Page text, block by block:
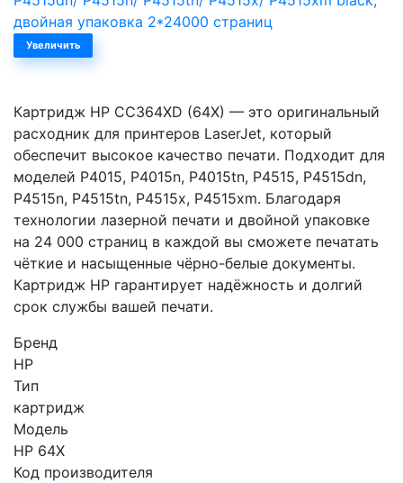
Увеличить
Картридж HP CC364XD (64X) — это оригинальный
расходник для принтеров LaserJet, который
обеспечит высокое качество печати. Подходит для
моделей P4015, P4015n, P4015tn, P4515, P4515dn,
P4515n, P4515tn, P4515x, P4515xm. Благодаря
технологии лазерной печати и двойной упаковке
на 24 000 страниц в каждой вы сможете печатать
чёткие и насыщенные чёрно-белые документы.
Картридж HP гарантирует надёжность и долгий
срок службы вашей печати.
Бренд
HP
Тип
картридж
Модель
HP 64X
Код производителя